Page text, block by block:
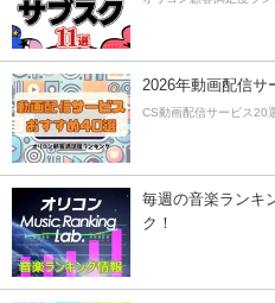
2026年動画配信サ
CS動画配信サービス20
毎週の音楽ランキ
ク！